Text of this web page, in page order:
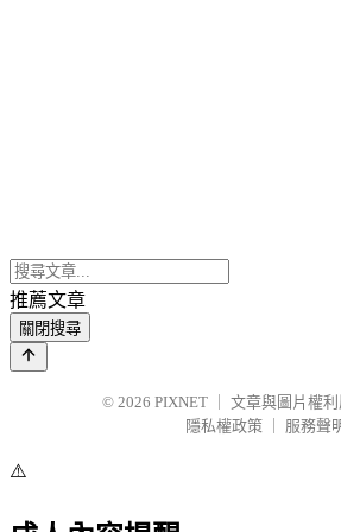
推薦文章
關閉搜尋
© 2026 PIXNET
文章與圖片權
隱私權政策
服務聲
⚠️